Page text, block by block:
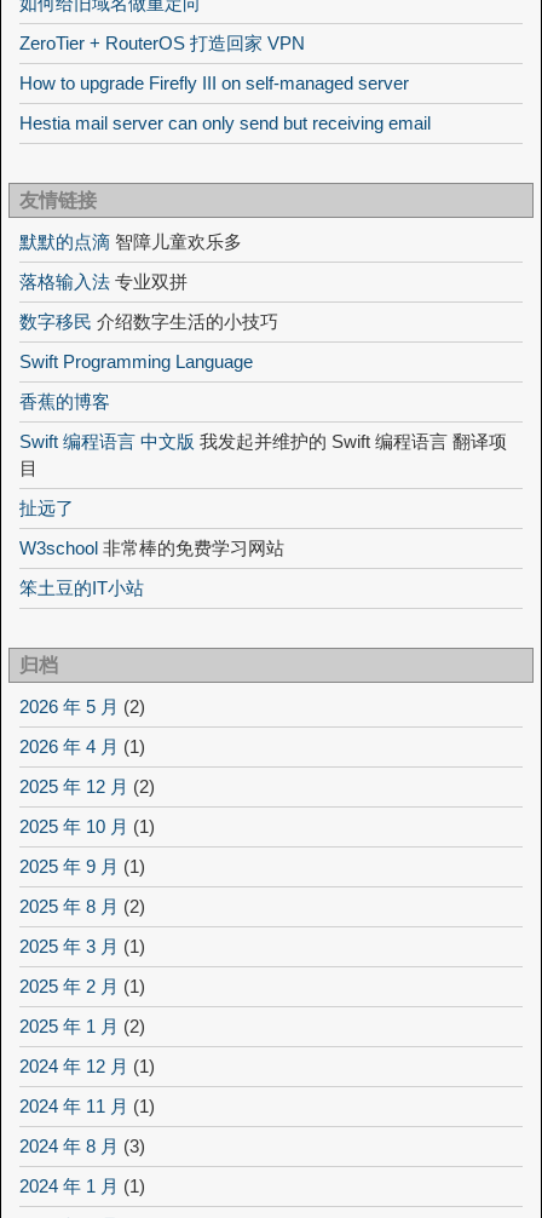
ZeroTier + RouterOS 打造回家 VPN
How to upgrade Firefly III on self-managed server
Hestia mail server can only send but receiving email
友情链接
默默的点滴 智障儿童欢乐多
落格输入法 专业双拼
数字移民 介绍数字生活的小技巧
Swift Programming Language
香蕉的博客
Swift 编程语言 中文版 我发起并维护的 Swift 编程语言 翻译项
目
扯远了
W3school 非常棒的免费学习网站
笨土豆的IT小站
归档
2026 年 5 月 (2)
2026 年 4 月 (1)
2025 年 12 月 (2)
2025 年 10 月 (1)
2025 年 9 月 (1)
2025 年 8 月 (2)
2025 年 3 月 (1)
2025 年 2 月 (1)
2025 年 1 月 (2)
2024 年 12 月 (1)
2024 年 11 月 (1)
2024 年 8 月 (3)
2024 年 1 月 (1)